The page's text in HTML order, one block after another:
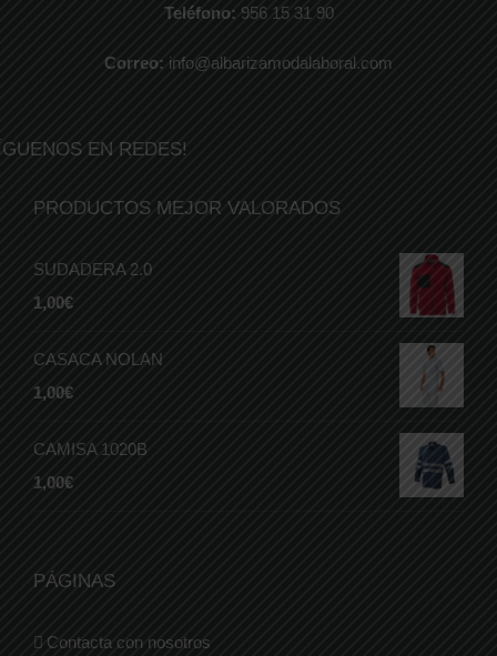
Teléfono: 956 15 31 90
Correo: info@albarizamodalaboral.com
EN REDES!
PRODUCTOS MEJOR VALORADOS
SUDADERA 2.0
1,00€
CASACA NOLAN
1,00€
CAMISA 1020B
1,00€
PÁGINAS
Contacta con nosotros